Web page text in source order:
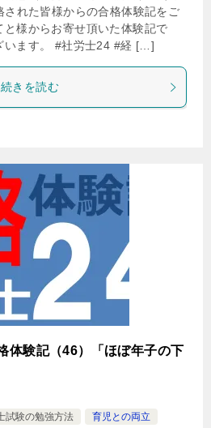
れた皆様からの合格体験記をご
様からお寄せ頂いた体験記で
います。 #社労士24 #経 […]
続きを読む
体験記（46）「ほぼ年子の下
試験の勉強方法 育児との両立